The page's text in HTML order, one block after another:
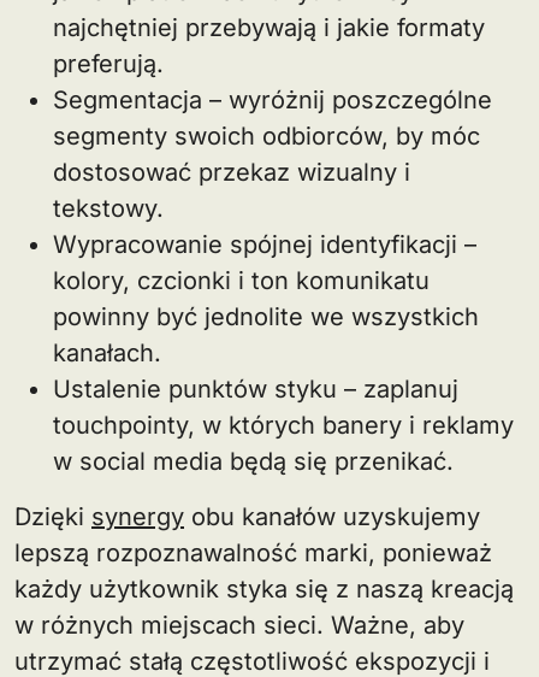
najchętniej przebywają i jakie formaty
preferują.
Segmentacja – wyróżnij poszczególne
segmenty swoich odbiorców, by móc
dostosować przekaz wizualny i
tekstowy.
Wypracowanie spójnej identyfikacji –
kolory, czcionki i ton komunikatu
powinny być jednolite we wszystkich
kanałach.
Ustalenie punktów styku – zaplanuj
touchpointy, w których banery i reklamy
w social media będą się przenikać.
Dzięki synergy obu kanałów uzyskujemy
lepszą rozpoznawalność marki, ponieważ
każdy użytkownik styka się z naszą kreacją
w różnych miejscach sieci. Ważne, aby
utrzymać stałą częstotliwość ekspozycji i